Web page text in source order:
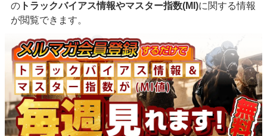
の トラックバイアス情報やマスター指数(MI)に関する情報
が閲覧できます。